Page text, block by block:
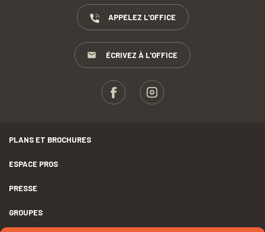
APPELEZ L'OFFICE
ÉCRIVEZ À L'OFFICE
PLANS ET BROCHURES
ESPACE PROS
PRESSE
GROUPES